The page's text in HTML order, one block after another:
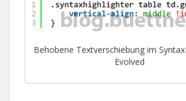
Behobene Textverschiebung im
Evolved